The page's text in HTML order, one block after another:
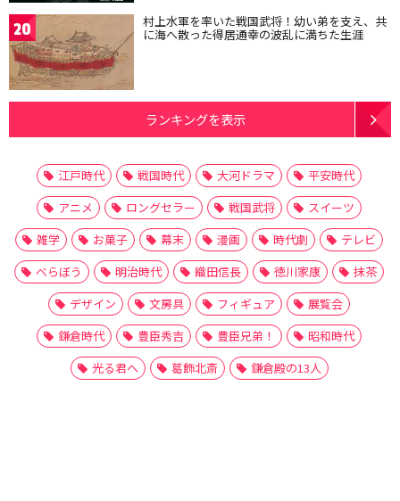
20 村上水軍を率いた戦国武将！幼い弟を支え、共
に海へ散った得居通幸の波乱に満ちた生涯
ランキングを表示
江戸時代 戦国時代 大河ドラマ
平安時代
アニメ
ロングセラー 戦国武将
スイーツ
雑学
お菓子 幕末 漫画 時代劇
テレビ
べらぼう
明治時代 織田信長 徳川家康
抹茶
デザイン
文房具 フィギュア
展覧会
鎌倉時代
豊臣秀吉 豊臣兄弟！
昭和時代
光る君へ
葛飾北斎 鎌倉殿の13人